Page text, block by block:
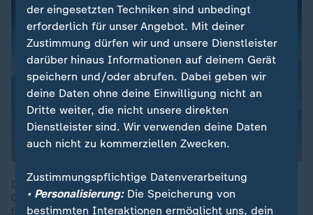
Die europäische Lawinengefahrenskala unterscheidet fünf
Gefahrenstufen. Bei Stufe 3 ist das Risiko besonders hoch, da
hier die meisten Lawinenunfälle passieren.
der eingesetzten Techniken sind unbedingt
erforderlich für unser Angebot. Mit deiner
Zustimmung dürfen wir und unsere Dienstleister
darüber hinaus Informationen auf deinem Gerät
speichern und/oder abrufen. Dabei geben wir
deine Daten ohne deine Einwilligung nicht an
Dritte weiter, die nicht unsere direkten
Dienstleister sind. Wir verwenden deine Daten
auch nicht zu kommerziellen Zwecken.
Zustimmungspflichtige Datenverarbeitung
• Personalisierung:Die Speicherung von
bestimmten Interaktionen ermöglicht uns, dein